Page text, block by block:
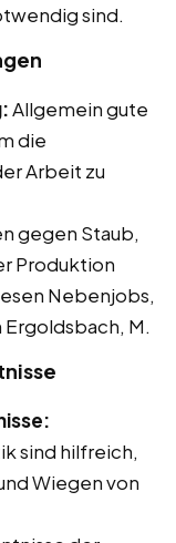
sind.
Allgemein gute
die
Arbeit zu
gegen Staub,
Produktion
Nebenjobs,
M.
sind hilfreich,
Wiegen von